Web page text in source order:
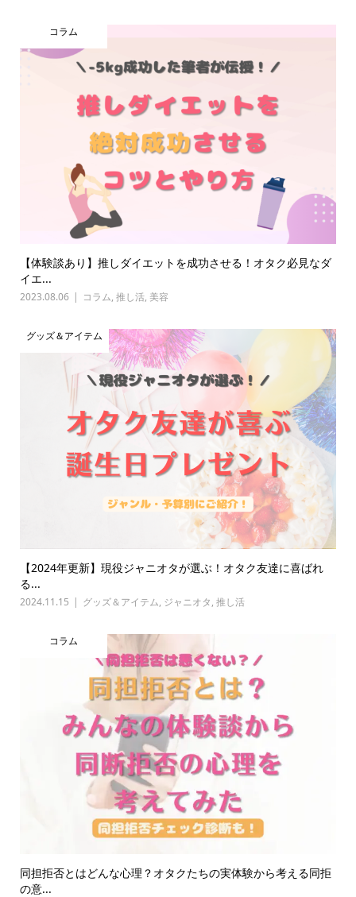
コラム
【体験談あり】推しダイエットを成功させる！オタク必見なダ
イエ...
2023.08.06 コラム, 推し活, 美容
グッズ＆アイテム
【2024年更新】現役ジャニオタが選ぶ！オタク友達に喜ばれ
る...
2024.11.15 グッズ＆アイテム, ジャニオタ, 推し活
コラム
同担拒否とはどんな心理？オタクたちの実体験から考える同拒
の意...